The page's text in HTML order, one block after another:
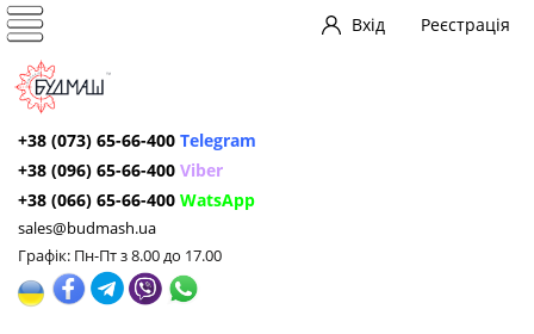
Вхід Реєстрація
+38 (073) 65-66-400 Telegram
+38 (096) 65-66-400 Viber
+38 (066) 65-66-400 WatsApp
sales@budmash.ua
Графік: Пн-Пт з 8.00 до 17.00